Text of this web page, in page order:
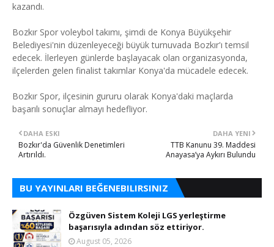
kazandı.
Bozkır Spor voleybol takımı, şimdi de Konya Büyükşehir
Belediyesi'nin düzenleyeceği büyük turnuvada Bozkır'ı temsil
edecek. İlerleyen günlerde başlayacak olan organizasyonda,
ilçelerden gelen finalist takımlar Konya'da mücadele edecek.
Bozkır Spor, ilçesinin gururu olarak Konya'daki maçlarda
başarılı sonuçlar almayı hedefliyor.
DAHA YENI
TTB Kanunu 39. Maddesi
Anayasa’ya Aykırı Bulundu
DAHA ESKI
Bozkır'da Güvenlik Denetimleri
Artırıldı.
BU YAYINLARI BEĞENEBILIRSINIZ
Özgüven Sistem Koleji LGS yerleştirme
başarısıyla adından söz ettiriyor.
August 05, 2026